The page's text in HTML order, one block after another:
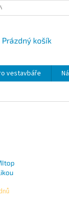
OSOBNÍCH ÚDAJŮ
Prázdný košík
vestavbáře